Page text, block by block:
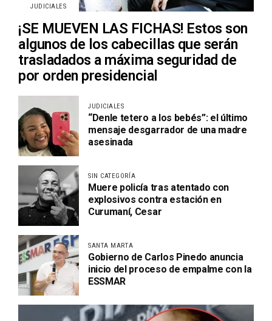
JUDICIALES
¡SE MUEVEN LAS FICHAS! Estos son
algunos de los cabecillas que serán
trasladados a máxima seguridad de
por orden presidencial
JUDICIALES
“Denle tetero a los bebés”: el último
mensaje desgarrador de una madre
asesinada
SIN CATEGORÍA
Muere policía tras atentado con
explosivos contra estación en
Curumaní, Cesar
SANTA MARTA
Gobierno de Carlos Pinedo anuncia
inicio del proceso de empalme con la
ESSMAR